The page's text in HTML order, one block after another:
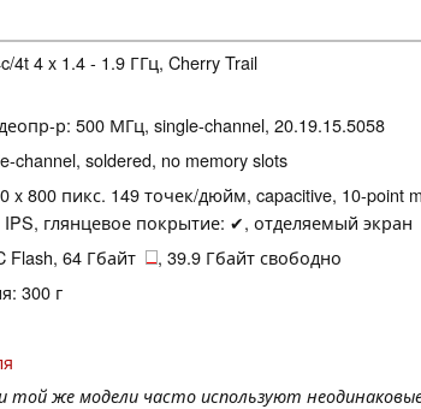
4t 4 x 1.4 - 1.9 ГГц, Cherry Trail
р: 500 МГц, single-channel, 20.19.15.5058
channel, soldered, no memory slots
x 800 пикс. 149 точек/дюйм, capacitive, 10-point
IPS, глянцевое покрытие: ✔, отделяемый экран
Flash, 64 Гбайт , 39.9 Гбайт свободно
300 г
той же модели часто используют